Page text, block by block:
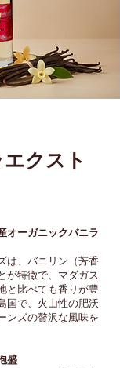
クスト
オーガニックバニラ
は、バニリン（芳香
が特徴で、マダガス
と比べても香りが豊
国で、火山性の肥沃
ンズの贅沢な風味を
盛